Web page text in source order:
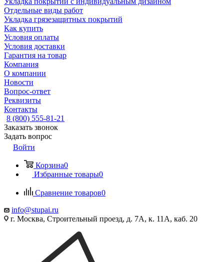
Отдельные виды работ
Укладка грязезащитных покрытий
Как купить
Условия оплаты
Условия доставки
Гарантия на товар
Компания
О компании
Новости
Вопрос-ответ
Реквизиты
Контакты
8 (800) 555-81-21
Заказать звонок
Задать вопрос
Войти
Корзина0
Избранные товары0
Сравнение товаров0
info@stupai.ru
г. Москва, Строительный проезд, д. 7А, к. 11А, каб. 20